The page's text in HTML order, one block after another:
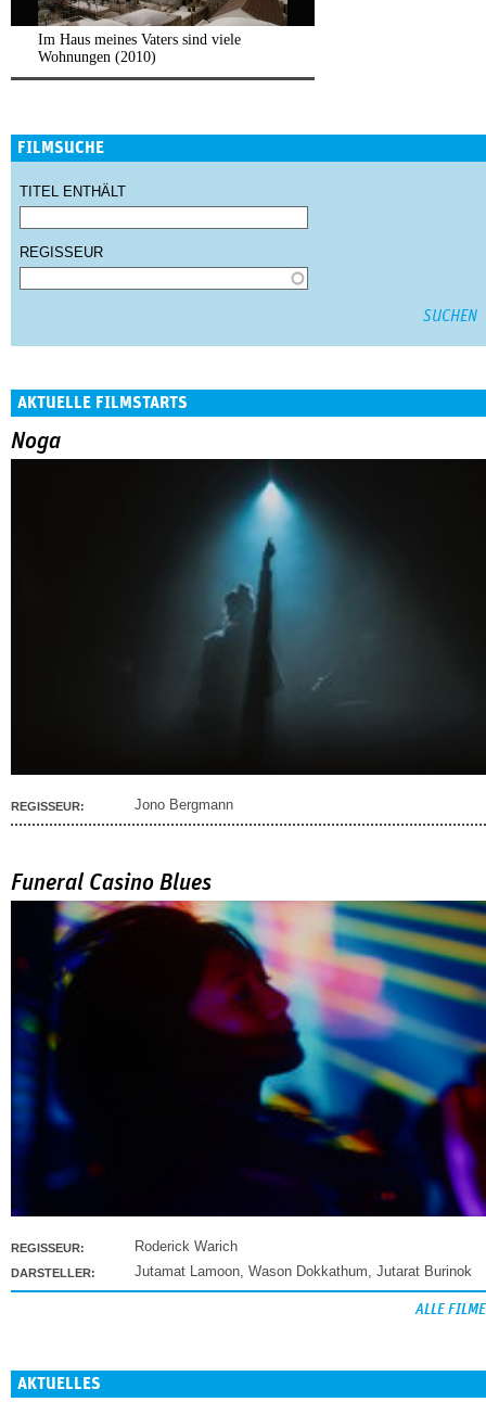
Im Haus meines Vaters sind viele
Wohnungen (2010)
FILMSUCHE
TITEL ENTHÄLT
REGISSEUR
AKTUELLE FILMSTARTS
Noga
REGISSEUR: Jono Bergmann
Funeral Casino Blues
REGISSEUR: Roderick Warich
DARSTELLER: Jutamat Lamoon, Wason Dokkathum, Jutarat Burinok
ALLE FILME
AKTUELLES